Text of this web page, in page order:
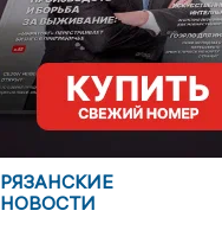
РЯЗАНСКИЕ
НОВОСТИ